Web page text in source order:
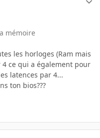
mémoire
les horloges (Ram mais
4 ce qui a également pour
latences par 4...
ton bios???